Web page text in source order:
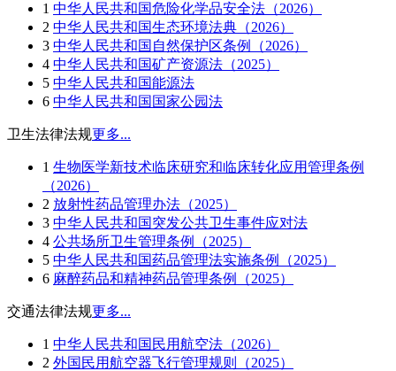
1 中华人民共和国危险化学品安全法（2026）
2 中华人民共和国生态环境法典（2026）
3 中华人民共和国自然保护区条例（2026）
4 中华人民共和国矿产资源法（2025）
5 中华人民共和国能源法
6 中华人民共和国国家公园法
卫生法律法规更多...
1 生物医学新技术临床研究和临床转化应用管理条例
（2026）
2 放射性药品管理办法（2025）
3 中华人民共和国突发公共卫生事件应对法
4 公共场所卫生管理条例（2025）
5 中华人民共和国药品管理法实施条例（2025）
6 麻醉药品和精神药品管理条例（2025）
交通法律法规更多...
1 中华人民共和国民用航空法（2026）
2 外国民用航空器飞行管理规则（2025）